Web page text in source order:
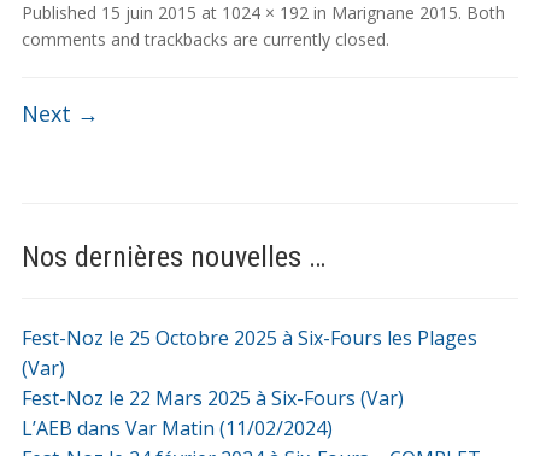
Published 15 juin 2015 at 1024 × 192in Marignane 2015. Both
comments and trackbacks are currently closed.
Next →
Nos dernières nouvelles …
Fest-Noz le 25 Octobre 2025 à Six-Fours les Plages
(Var)
Fest-Noz le 22 Mars 2025 à Six-Fours (Var)
L’AEB dans Var Matin (11/02/2024)